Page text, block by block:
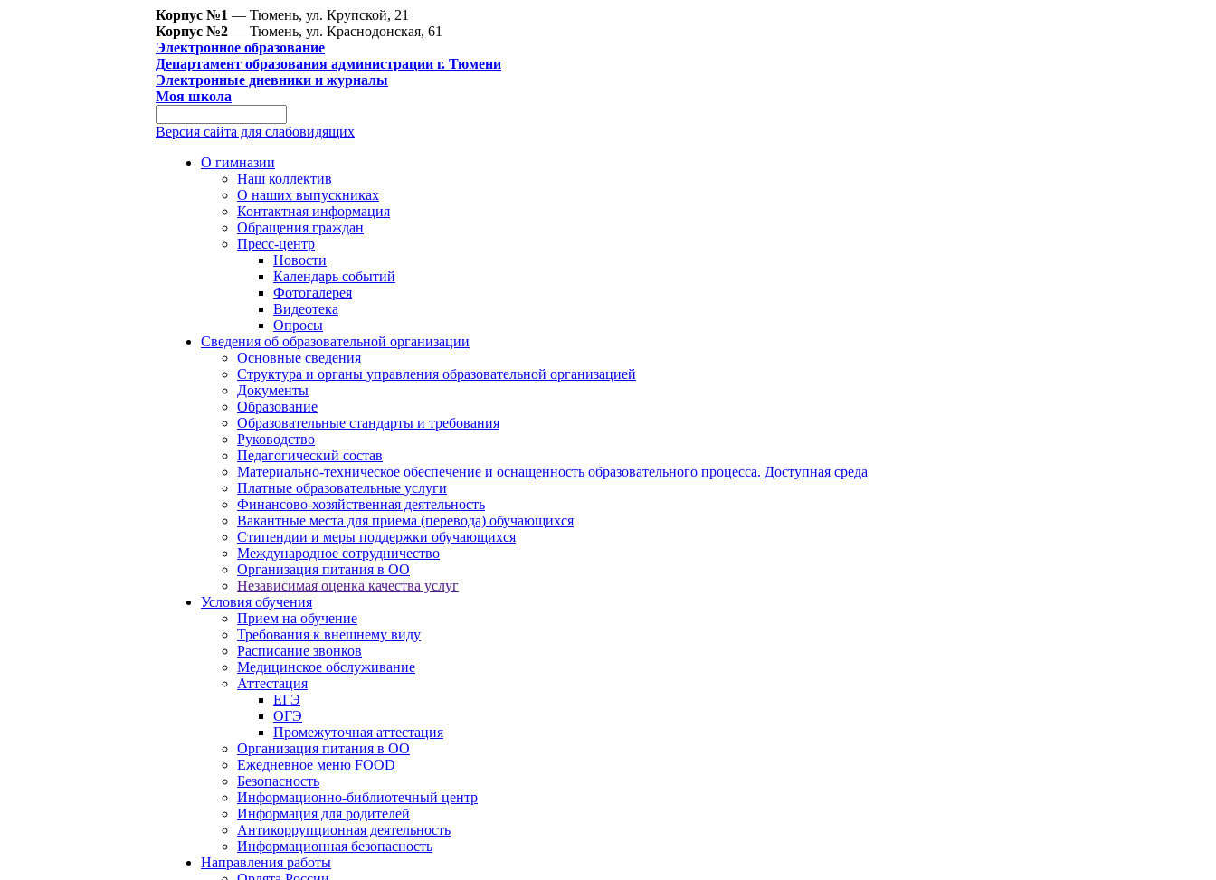
Корпус №1 — Тюмень, ул. Крупской, 21
Корпус №2 — Тюмень, ул. Краснодонская, 61
Электронное образование
Департамент образования администрации г. Тюмени
Электронные дневники и журналы
Моя школа
Версия сайта для слабовидящих
О гимназии
Наш коллектив
О наших выпускниках
Контактная информация
Обращения граждан
Пресс-центр
Новости
Календарь событий
Фотогалерея
Видеотека
Опросы
Сведения об образовательной организации
Основные сведения
Структура и органы управления образовательной организацией
Документы
Образование
Образовательные стандарты и требования
Руководство
Педагогический состав
Материально-техническое обеспечение и оснащенность образовательного процесса. Доступная среда
Платные образовательные услуги
Финансово-хозяйственная деятельность
Вакантные места для приема (перевода) обучающихся
Стипендии и меры поддержки обучающихся
Международное сотрудничество
Организация питания в ОО
Независимая оценка качества услуг
Условия обучения
Прием на обучение
Требования к внешнему виду
Расписание звонков
Медицинское обслуживание
Аттестация
ЕГЭ
ОГЭ
Промежуточная аттестация
Организация питания в ОО
Ежедневное меню FOOD
Безопасность
Информационно-библиотечный центр
Информация для родителей
Антикоррупционная деятельность
Информационная безопасность
Направления работы